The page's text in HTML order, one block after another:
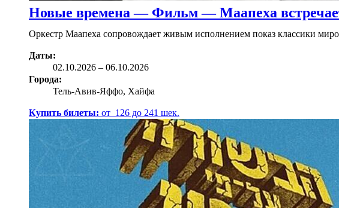
Новые времена — Фильм — Маапеха
Оркестр Маапеха сопровождает живым исполнением показ классики
Даты:
02.10.2026 – 06.10.2026
Города:
Тель-Авив-Яффо, Хайфа
Купить билеты: от 126 до 241 шек.